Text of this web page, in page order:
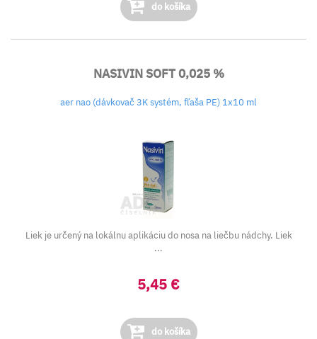
do košíka
NASIVIN SOFT 0,025 %
aer nao (dávkovač 3K systém, fľaša PE) 1x10 ml
Liek je určený na lokálnu aplikáciu do nosa na liečbu nádchy. Liek
...
5,45 €
do košíka